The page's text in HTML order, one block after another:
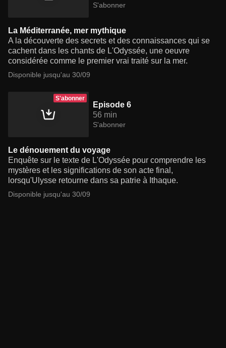
S'abonner
La Méditerranée, mer mythique
A la découverte des secrets et des connaissances qui se
cachent dans les chants de L'Odyssée, une oeuvre
considérée comme le premier vrai traité sur la mer.
Disponible jusqu'au 30/09
S'abonner
Episode 6
56 min
S'abonner
Le dénouement du voyage
Enquête sur le texte de L'Odyssée pour comprendre les
mystères et les significations de son acte final,
lorsqu'Ulysse retourne dans sa patrie à Ithaque.
Disponible jusqu'au 30/09